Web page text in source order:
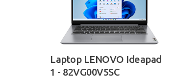
Laptop LENOVO Ideapad
1 - 82VG00V5SC